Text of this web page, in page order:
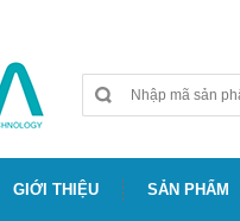
GIỚI THIỆU SẢN PHẨM